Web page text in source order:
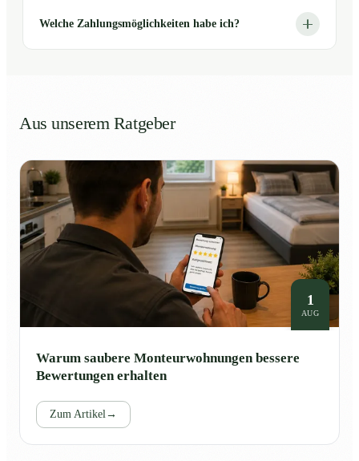
Welche Zahlungsmöglichkeiten habe ich?
Aus unserem Ratgeber
1
AUG
Warum saubere Monteurwohnungen bessere
Bewertungen erhalten
Zum Artikel→